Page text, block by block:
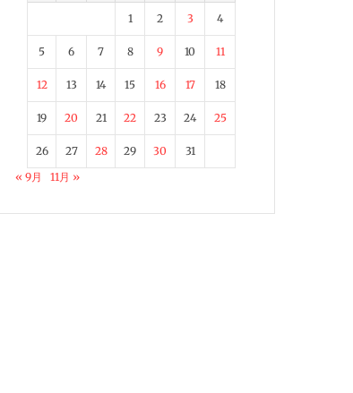
1 2 3 4
5 6 7 8 9 10 11
12 13 14 15 16 17 18
19 20 21 22 23 24 25
26 27 28 29 30
31
« 9月
11月 »